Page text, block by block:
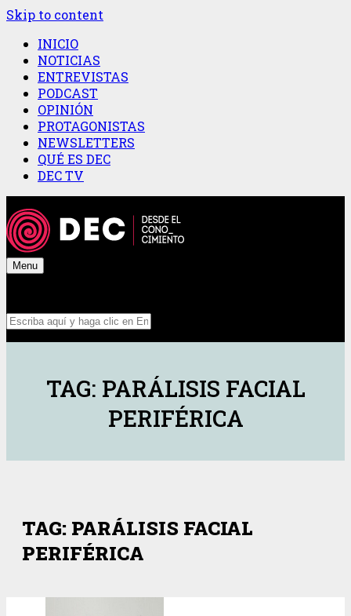
Skip to content
INICIO
NOTICIAS
ENTREVISTAS
PODCAST
OPINIÓN
PROTAGONISTAS
NEWSLETTERS
QUÉ ES DEC
DEC TV
Menu
TAG: PARÁLISIS FACIAL
PERIFÉRICA
TAG: PARÁLISIS FACIAL
PERIFÉRICA